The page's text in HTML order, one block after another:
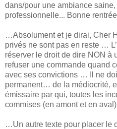
dans/pour une ambiance
professionnelle... Bonne
…Absolument et je dirai, Cher
privés ne sont pas en reste …
réserver le droit de dire NON à
refuser une commande quand
avec ses convictions … Il ne
permanent… de la médiocrité,
émissaire par qui, toutes les
commises (en amont et en
…Un autre texte pour placer le